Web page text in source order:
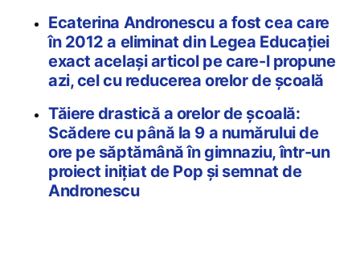
Ecaterina Andronescu a fost cea care
în 2012 a eliminat din Legea Educației
exact același articol pe care-l propune
azi, cel cu reducerea orelor de școală
Tăiere drastică a orelor de școală:
Scădere cu până la 9 a numărului de
ore pe săptămână în gimnaziu, într-un
proiect inițiat de Pop și semnat de
Andronescu